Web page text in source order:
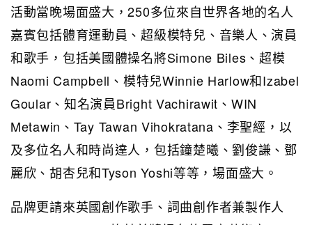
活動當晚場面盛大，250多位來自世界各地的名人
嘉賓包括體育運動員、超級模特兒、音樂人、演員
和歌手，包括美國體操名將Simone Biles、超模
Naomi Campbell、模特兒Winnie Harlow和Izabel
Goular、知名演員Bright Vachirawit、WIN
Metawin、Tay Tawan Vihokratana、李聖經，以
及多位名人和時尚達人，包括鐘楚曦、劉俊謙、鄧
麗欣、胡杏兒和Tyson Yoshi等等，場面盛大。
品牌更請來英國創作歌手、詞曲創作者兼製作人